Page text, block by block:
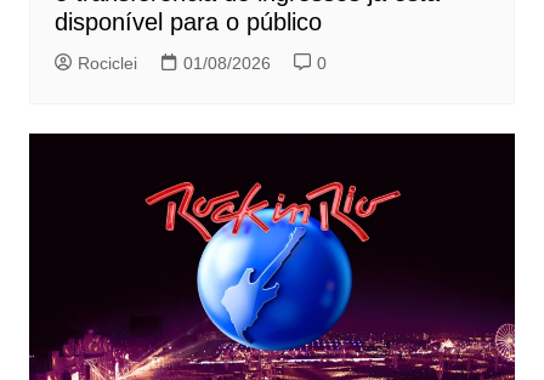
disponível para o público
Rociclei 01/08/2026 0